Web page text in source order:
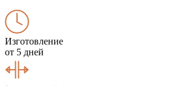
Изготовление
от 5 дней